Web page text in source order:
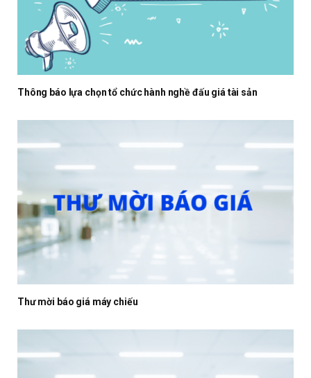
Thông báo lựa chọn tổ chức hành nghề đấu giá tài sản
Thư mời báo giá máy chiếu